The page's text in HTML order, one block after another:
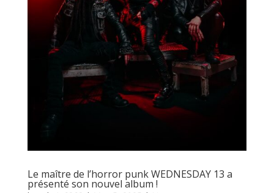
Le maître de l’horror punk WEDNESDAY 13 a
présenté son nouvel album !